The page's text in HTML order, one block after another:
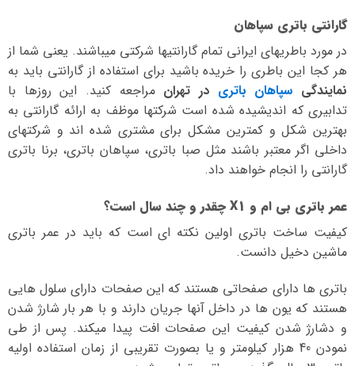
گارانتی باتری سپاهان
در مورد باطریهای ایرانی تمام گارانتیها شرکتی میباشند. یعنی شما از
هر کجا این باطری را خریده باشید برای استفاده از گارانتی باید به
نمایندگی سپاهان باتری در تهران مراجعه کنید. این روزها با
تدابیری که اندیشیده شده است شرکتها موظف به ارائه گارانتی به
بهترین شکل و کمترین مشکل برای مشتری شده اند و شرکتهای
داخلی اگر معتبر باشند مثل صبا باتری، سپاهان باتری، برنا باتری
گارانتی را انجام خواهند داد.
عمر باتری بی ام و X1 چقدر و چند سال است؟
کیفیت ساخت باتری اولین نکته ای است که باید در عمر باتری
ماشین دخیل دانست.
باتری ها دارای صفحاتی هستند که این صفحات دارای سلول هایی
هستند که یون ها در داخل آنها جریان دارند و با هر بار شارژ شدن
و دشارژ شدن کیفیت این صفحات افت پیدا میکند. پس از طی
نمودن 40 هزار کیلومتر و یا بصورت تقریبی از زمان استفاده اولیه